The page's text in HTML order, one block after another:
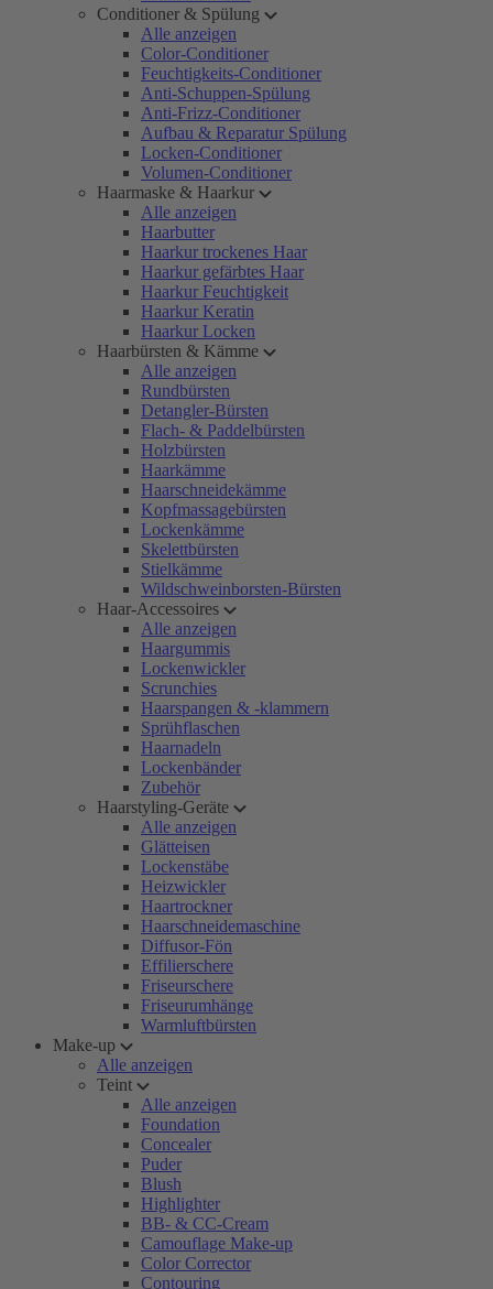
Conditioner & Spülung
Alle anzeigen
Color-Conditioner
Feuchtigkeits-Conditioner
Anti-Schuppen-Spülung
Anti-Frizz-Conditioner
Aufbau & Reparatur Spülung
Locken-Conditioner
Volumen-Conditioner
Haarmaske & Haarkur
Alle anzeigen
Haarbutter
Haarkur trockenes Haar
Haarkur gefärbtes Haar
Haarkur Feuchtigkeit
Haarkur Keratin
Haarkur Locken
Haarbürsten & Kämme
Alle anzeigen
Rundbürsten
Detangler-Bürsten
Flach- & Paddelbürsten
Holzbürsten
Haarkämme
Haarschneidekämme
Kopfmassagebürsten
Lockenkämme
Skelettbürsten
Stielkämme
Wildschweinborsten-Bürsten
Haar-Accessoires
Alle anzeigen
Haargummis
Lockenwickler
Scrunchies
Haarspangen & -klammern
Sprühflaschen
Haarnadeln
Lockenbänder
Zubehör
Haarstyling-Geräte
Alle anzeigen
Glätteisen
Lockenstäbe
Heizwickler
Haartrockner
Haarschneidemaschine
Diffusor-Fön
Effilierschere
Friseurschere
Friseurumhänge
Warmluftbürsten
Make-up
Alle anzeigen
Teint
Alle anzeigen
Foundation
Concealer
Puder
Blush
Highlighter
BB- & CC-Cream
Camouflage Make-up
Color Corrector
Contouring